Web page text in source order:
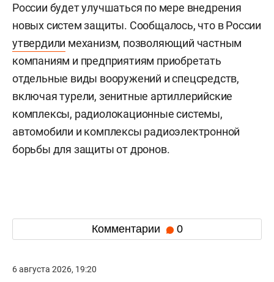
России будет улучшаться по мере внедрения
новых систем защиты. Сообщалось, что в России
утвердили механизм, позволяющий частным
компаниям и предприятиям приобретать
отдельные виды вооружений и спецсредств,
включая турели, зенитные артиллерийские
комплексы, радиолокационные системы,
автомобили и комплексы радиоэлектронной
борьбы для защиты от дронов.
Комментарии 0
6 августа 2026, 19:20